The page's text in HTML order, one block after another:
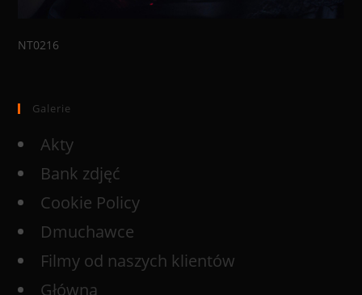
NT0216
Galerie
Akty
Bank zdjęć
Cookie Policy
Dmuchawce
Filmy od naszych klientów
Główna